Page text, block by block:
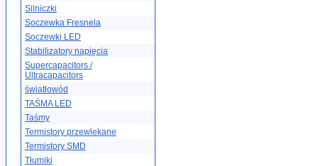
Silniczki
Soczewka Fresnela
Soczewki LED
Stabilizatory napięcia
Supercapacitors /
Ultracapacitors
światłowód
TAŚMA LED
Taśmy
Termistory przewlekane
Termistory SMD
Tłumiki